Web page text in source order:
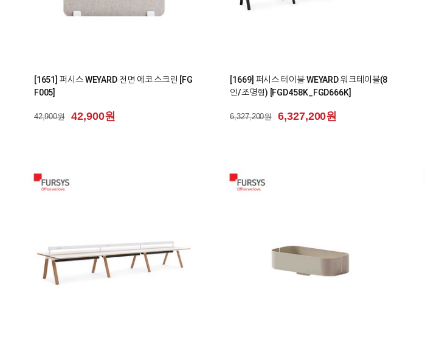
[1651] 퍼시스 WEYARD 전면 에코 스크린 [FG
F005]
42,900원 42,900원
[1669] 퍼시스 테이블 WEYARD 워크테이블(8
인/조명형) [FGD458K_FGD666K]
6,327,200원 6,327,200원